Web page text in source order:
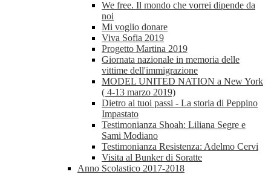
We free. Il mondo che vorrei dipende da
noi
Mi voglio donare
Viva Sofia 2019
Progetto Martina 2019
Giornata nazionale in memoria delle
vittime dell'immigrazione
MODEL UNITED NATION a New York
( 4-13 marzo 2019)
Dietro ai tuoi passi - La storia di Peppino
Impastato
Testimonianza Shoah: Liliana Segre e
Sami Modiano
Testimonianza Resistenza: Adelmo Cervi
Visita al Bunker di Soratte
Anno Scolastico 2017-2018